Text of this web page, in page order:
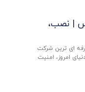
| نصب،
ای ترین شرکت
امروز، امنیت